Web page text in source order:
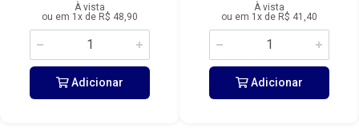
À vista
ou em 1x de R$ 48,90
Adicionar
À vista
ou em 1x de R$ 41,40
Adicionar